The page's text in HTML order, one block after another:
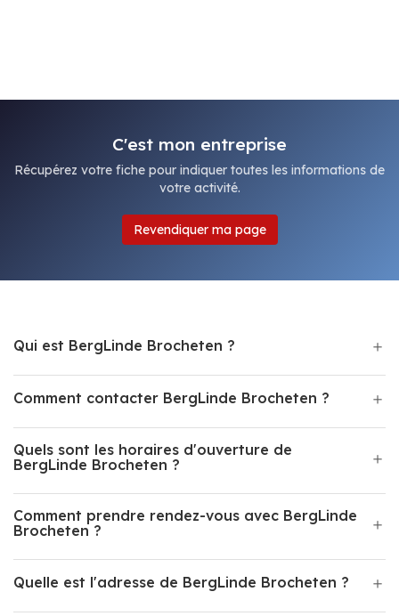
C'est mon entreprise
Récupérez votre fiche pour indiquer toutes les informations de
votre activité.
Revendiquer ma page
Qui est BergLinde Brocheten ?
Comment contacter BergLinde Brocheten ?
Quels sont les horaires d'ouverture de
BergLinde Brocheten ?
Comment prendre rendez-vous avec BergLinde
Brocheten ?
Quelle est l'adresse de BergLinde Brocheten ?